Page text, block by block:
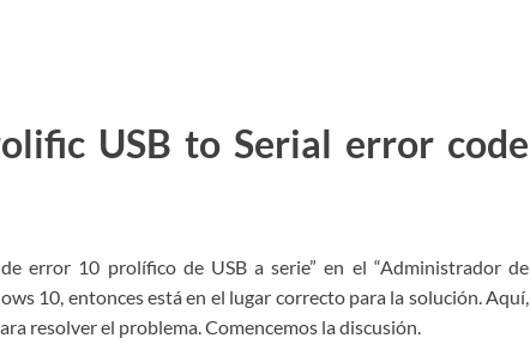
USB to Serial error code
error 10 prolífico de USB a serie” en el “Administrador de
10, entonces está en el lugar correcto para la solución. Aquí,
resolver el problema. Comencemos la discusión.